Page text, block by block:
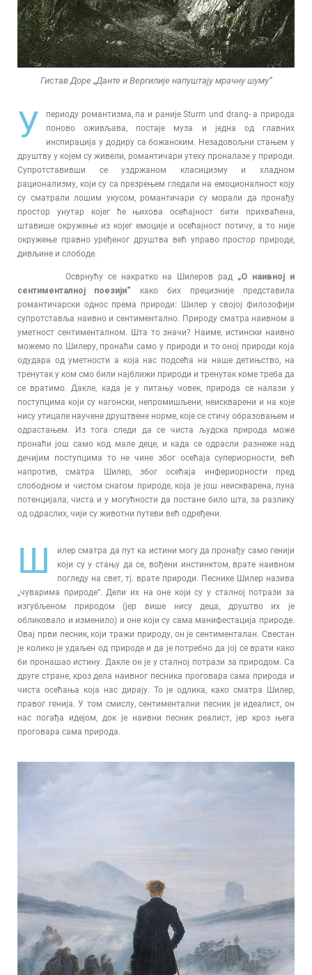
Гистав Доре „Данте и Вергилије напуштају мрачну шуму“
У
периоду романтизма, па и раније Sturm und drang- a природа
поново оживљава, постаје муза и једна од главних
инспирација у додиру са божанским. Незадовољни стањем у
друштву у којем су живели, романтичари утеху проналазе у природи.
Супротставивши се уздржаном класицизму и хладном
рационализму, који су са презрењем гледали на емоционалност коју
су сматрали лошим укусом, романтичари су морали да пронађу
простор унутар којег ће њихова осећајност бити прихваћена,
штавише окружење из којег емоције и осећајност потичу, а то није
окружење правно уређеног друштва већ управо простор природе,
дивљине и слободе.
Осврнућу се накратко на Шилеров рад „О наивној и
сентименталној поезији“ како бих прецизније представила
романтичарски однос према природи: Шилер у својој филозофији
супротставља наивно и сентиментално. Природу сматра наивном а
уметност сентименталном. Шта то значи? Наиме, истински наивно
можемо по Шилеру, пронаћи само у природи и то оној природи која
одудара од уметности а која нас подсећа на наше детињство, на
тренутак у ком смо били најближи природи и тренутак коме треба да
се вратимо. Дакле, када је у питању човек, природа се налази у
поступцима који су нагонски, непромишљени, неискварени и на које
нису утицале научене друштвене норме, које се стичу образовањем и
одрастањем. Из тога следи да се чиста људска природа може
пронаћи још само код мале деце, и када се одрасли разнеже над
дечијим поступцима то не чине због осећаја супериорности, већ
напротив, сматра Шилер, због осећаја инфериорности пред
слободном и чистом снагом природе, која је још неискварена, пуна
потенцијала, чиста и у могућности да постане било шта, за разлику
од одраслих, чији су животни путеви већ одређени.
Ш
илер сматра да пут ка истини могу да пронађу само генији
који су у стању да се, вођени инстинктом, врате наивном
погледу на свет, тј. врате природи. Песнике Шилер назива
„чуварима природе“. Дели их на оне који су у сталној потрази за
изгубљеном природом (јер више нису деца, друштво их је
обликовало и изменило) и оне који су сама манифестација природе.
Овај први песник, који тражи природу, он је сентименталан. Свестан
је колико је удаљен од природе и да је потребно да јој се врати како
би пронашао истину. Дакле он је у сталној потрази за природом. Са
друге стране, кроз дела наивног песника проговара сама природа и
чиста осећања која нас дирају. То је одлика, како сматра Шилер,
правог генија. У том смислу, сентиментални песник је идеалист, он
нас погађа идејом, док је наивни песник реалист, јер кроз њега
проговара сама природа.